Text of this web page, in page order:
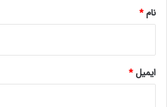
نام*
ایمیل*